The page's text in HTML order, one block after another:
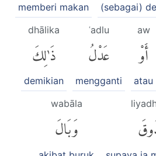
(sebagai)
memberi makan
aw
أَوْ
atau
ʿadlu
عَدْلُ
mengganti
dhālika
ذَٰلِكَ
demikian
wabāla
وَبَالَ